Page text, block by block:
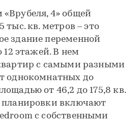
4» общей
тыс. кв. метров – это
здание переменной
12 этажей. В нем
с самыми разными
однокомнатных до
от 46,2 до 175,8 кв.
включают
с собственными